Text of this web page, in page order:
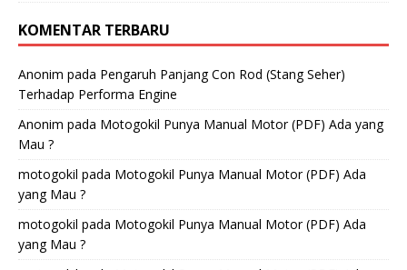
KOMENTAR TERBARU
Anonim pada Pengaruh Panjang Con Rod (Stang Seher)
Terhadap Performa Engine
Anonim pada Motogokil Punya Manual Motor (PDF) Ada yang
Mau ?
motogokil pada Motogokil Punya Manual Motor (PDF) Ada
yang Mau ?
motogokil pada Motogokil Punya Manual Motor (PDF) Ada
yang Mau ?